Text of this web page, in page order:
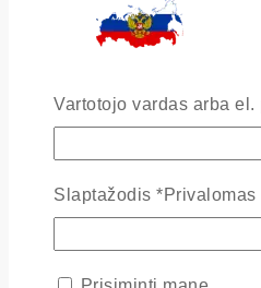
Vartotojo vardas arba el.
Slaptažodis *Privalomas